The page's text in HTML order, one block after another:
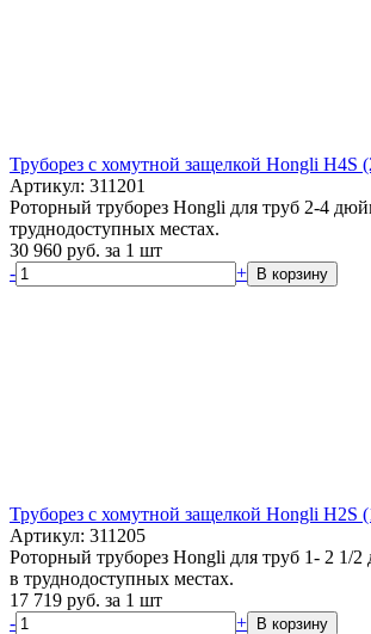
Труборез с хомутной защелкой Hongli H4S
Артикул: 311201
Роторный труборез Hongli для труб 2-4
труднодоступных местах.
30 960 руб. за 1 шт
-
+ В корзину
Труборез с хомутной защелкой Hongli H2S
Артикул: 311205
Роторный труборез Hongli для труб 1- 2 1/
в труднодоступных местах.
17 719 руб. за 1 шт
-
+ В корзину